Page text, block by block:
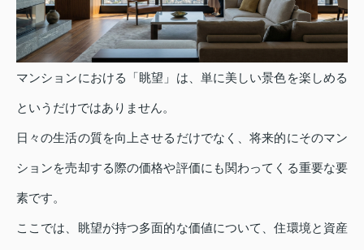
マンションにおける「眺望」は、単に美しい景色を楽しめる
というだけではありません。
日々の生活の質を向上させるだけでなく、将来的にそのマン
ションを売却する際の価格や評価にも関わってくる重要な要
素です。
ここでは、眺望が持つ多面的な価値について、住環境と資産